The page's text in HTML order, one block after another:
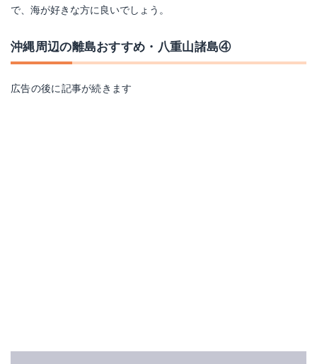
で、海が好きな方に良いでしょう。
沖縄周辺の離島おすすめ・八重山諸島④
広告の後に記事が続きます